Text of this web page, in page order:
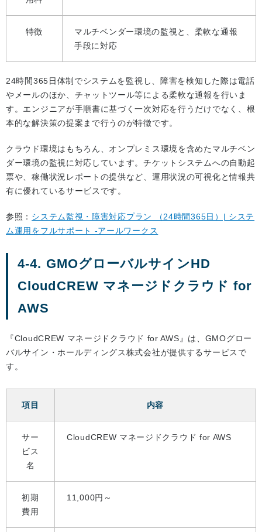
特徴
マルチベンダー環境の監視と、柔軟な通報
手段に対応
24時間365日体制でシステムを監視し、障害を検知した際は電話
やメールのほか、チャットツール等による柔軟な通報を行いま
す。エンジニアが手順書に基づく一次対応を行うだけでなく、根
本的な解決策の提案まで行うのが特徴です。
クラウド環境はもちろん、オンプレミス環境を含めたマルチベン
ダー環境の監視に対応しています。チケットシステムへの自動起
票や、稼働状況レポートの提供など、運用状況の可視化と情報共
有に優れているサービスです。
参照： システム監視・障害対応プラン （24時間365日）| システ
ム運用をフルサポート -アールワークス
4-4. GMOグローバルサインHD
CloudCREW マネージドクラウド for
AWS
『CloudCREW マネージドクラウド for AWS』は、GMOグロー
バルサイン・ホールディングス株式会社が提供するサービスで
す。
項目 内容
サー
ビス
名
CloudCREW マネージドクラウド for AWS
初期
費用
11,000円～